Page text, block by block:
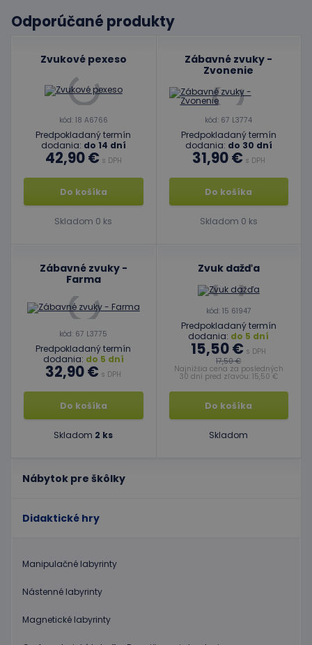
Nábytok pre škôlky
Didaktické hry
Manipulačné labyrinty
Nástenné labyrinty
Magnetické labyrinty
Odporúčané produkty
Zvukové pexeso
kód: 18 A6766
Predpokladaný termín
dodania: do 14 dní
42,90 € s DPH
Do košíka
Skladom 0 ks
Zábavné zvuky -
Zvonenie
kód: 67 L3774
Predpokladaný termín
dodania: do 30 dní
31,90 € s DPH
Do košíka
Skladom 0 ks
Zábavné zvuky -
Farma
kód: 67 L3775
Predpokladaný termín
dodania: do 5 dní
32,90 € s DPH
Do košíka
Skladom 2 ks
Zvuk dažďa
kód: 15 61947
Predpokladaný termín
dodania: do 5 dní
15,50 € s DPH
17,50 €
Najnižšia cena za posledných
30 dní pred zľavou: 15,50 €
Do košíka
Skladom